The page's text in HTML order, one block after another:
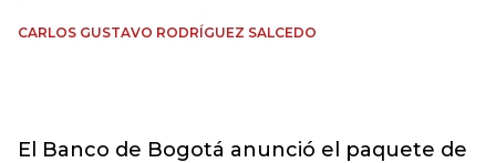
CARLOS GUSTAVO RODRÍGUEZ SALCEDO
El Banco de Bogotá anunció el paquete de